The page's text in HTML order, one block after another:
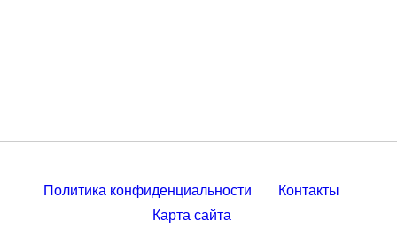
Политика конфиденциальности
Контакты
Карта сайта